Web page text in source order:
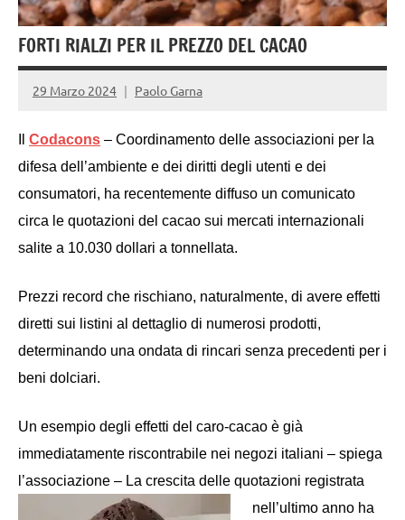
FORTI RIALZI PER IL PREZZO DEL CACAO
29 Marzo 2024 Paolo Garna
Codacons – Coordinamento delle associazioni per la
difesa dell’ambiente e dei diritti degli utenti e dei
consumatori, ha recentemente diffuso un comunicato
circa le quotazioni del cacao sui mercati internazionali
salite a 10.030 dollari a tonnellata.
Prezzi record che rischiano, naturalmente, di avere effetti
diretti sui listini al dettaglio di numerosi prodotti,
determinando una ondata di rincari senza precedenti per i
beni dolciari.
Un esempio degli effetti del caro-cacao è già
immediatamente riscontrabile nei negozi italiani – spiega
l’associazione – La crescita delle quotazioni registrata
nell’ultimo anno ha